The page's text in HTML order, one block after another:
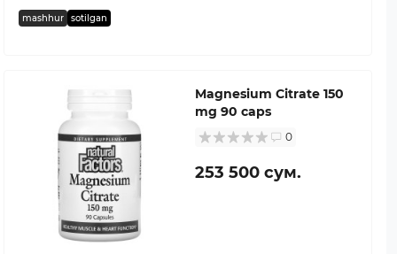
mashhur sotilgan
Magnesium Citrate 150
mg 90 caps
0
253 500 сум.